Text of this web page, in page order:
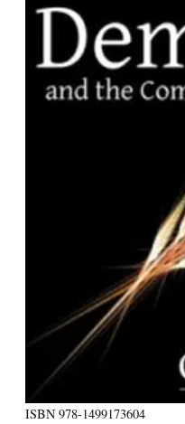
ISBN 978-1499173604